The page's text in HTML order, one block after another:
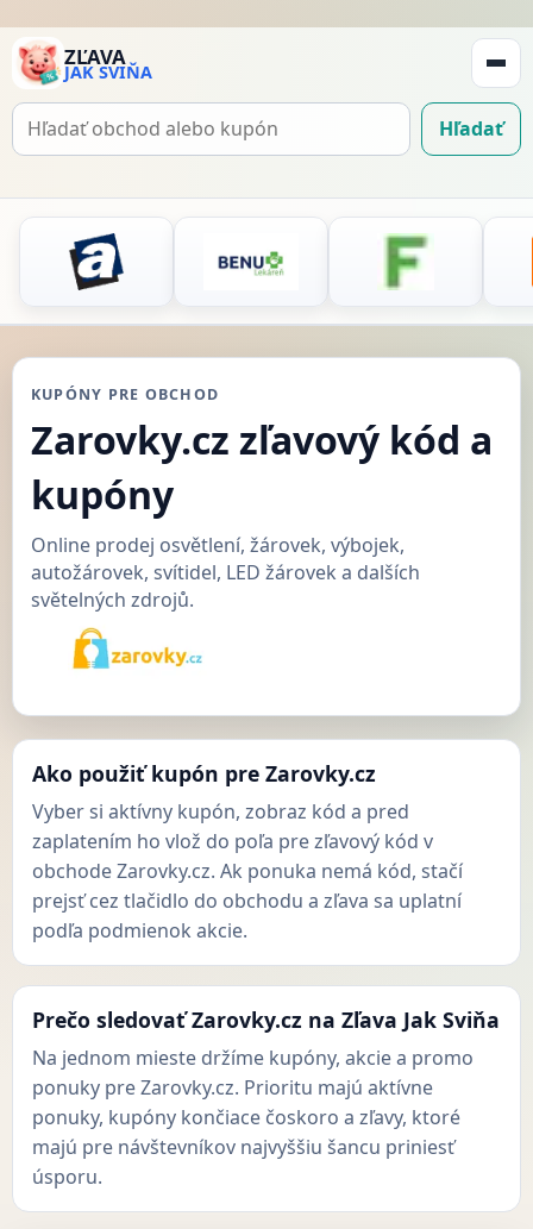
ZĽAVA
JAK SVIŇA
Hľadať
Hľadať
KUPÓNY PRE OBCHOD
Zarovky.cz zľavový kód a
kupóny
Online prodej osvětlení, žárovek, výbojek,
autožárovek, svítidel, LED žárovek a dalších
světelných zdrojů.
Ako použiť kupón pre Zarovky.cz
Vyber si aktívny kupón, zobraz kód a pred
zaplatením ho vlož do poľa pre zľavový kód v
obchode Zarovky.cz. Ak ponuka nemá kód, stačí
prejsť cez tlačidlo do obchodu a zľava sa uplatní
podľa podmienok akcie.
Prečo sledovať Zarovky.cz na Zľava Jak Sviňa
Na jednom mieste držíme kupóny, akcie a promo
ponuky pre Zarovky.cz. Prioritu majú aktívne
ponuky, kupóny končiace čoskoro a zľavy, ktoré
majú pre návštevníkov najvyššiu šancu priniesť
úsporu.